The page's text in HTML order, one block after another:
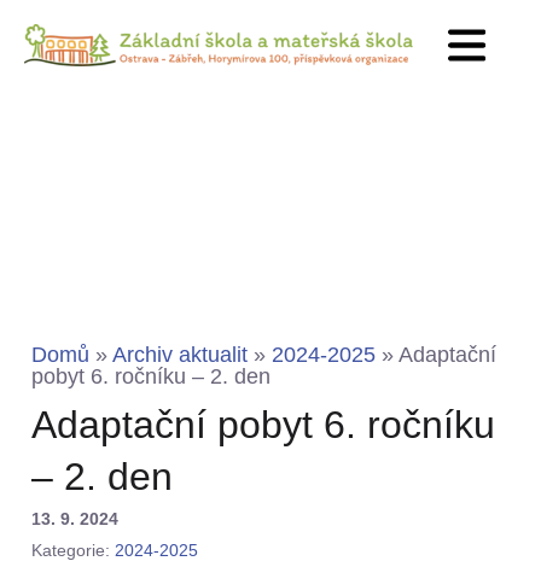
Domů » Archiv aktualit » 2024-2025 » Adaptační
pobyt 6. ročníku – 2. den
Adaptační pobyt 6. ročníku
– 2. den
13. 9. 2024
Kategorie: 2024-2025